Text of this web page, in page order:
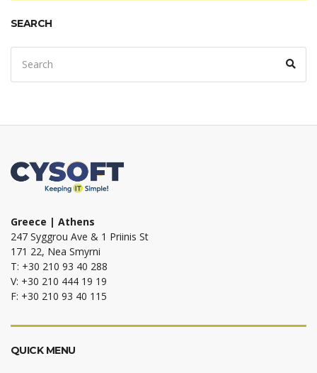
SEARCH
Search
for:
Greece | Athens
247 Syggrou Ave & 1 Priinis St
171 22, Nea Smyrni
T: +30 210 93 40 288
V: +30 210 444 19 19
F: +30 210 93 40 115
QUICK MENU